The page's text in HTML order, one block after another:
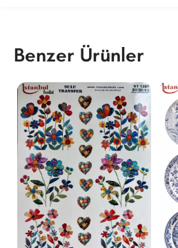
Benzer Ürünler